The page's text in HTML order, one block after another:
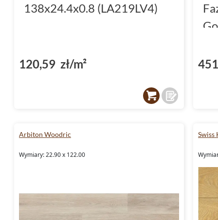
138x24.4x0.8 (LA219LV4)
120,59 zł/m²
Arbiton Woodric
Wymiary: 22.90 x 122.00
Swiss